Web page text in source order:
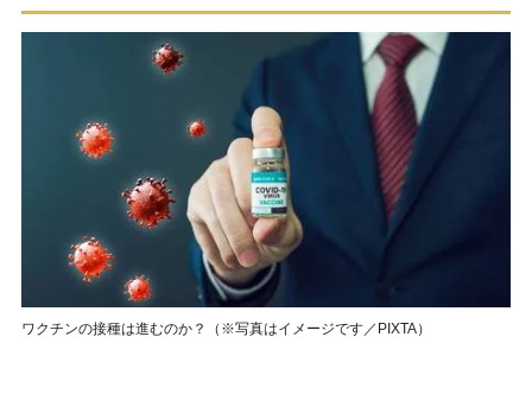
ワクチンの接種は進むのか？（※写真はイメージです／PIXTA）